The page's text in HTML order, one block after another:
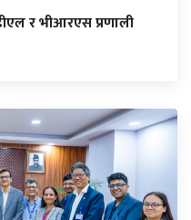
र भीआरएस प्रणाली